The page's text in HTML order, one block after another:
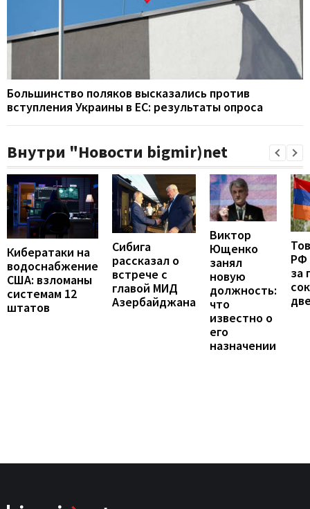
Большинство поляков высказались против
вступления Украины в ЕС: результаты опроса
Внутри "Новости bigmir)net
Кибератаки на
водоснабжение
США: взломаны
системам 12
штатов
Сибига
рассказал о
встрече с
главой МИД
Азербайджана
Виктор
Ющенко
занял
новую
должность:
что
известно о
его
назначении
РФ
за